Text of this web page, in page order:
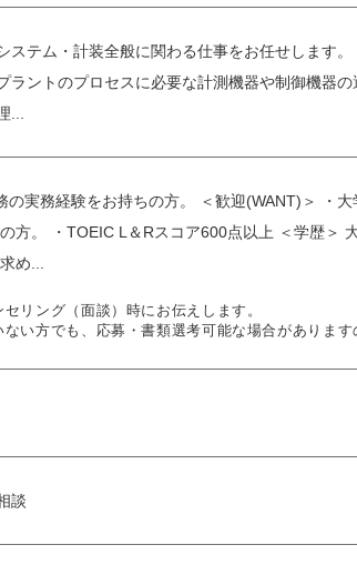
ステム・計装全般に関わる仕事をお任せします
ラントのプロセスに必要な計測機器や制御機器
の実務経験をお持ちの方。 ＜歓迎(WANT)＞ ・
方。 ・TOEIC L＆Rスコア600点以上 ＜学歴＞
め...
リング（面談）時にお伝えします。
い方でも、応募・書類選考可能な場合があります
談